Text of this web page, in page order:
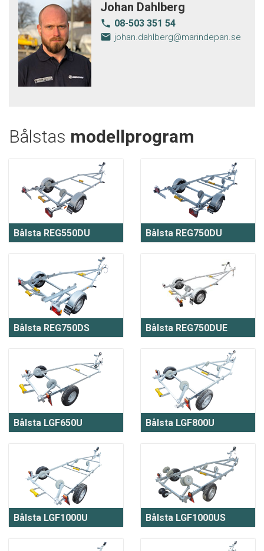
Johan Dahlberg
local_phone 08-503 351 54
email johan.dahlberg@marindepan.se
Bålstas modellprogram
Bålsta REG550DU Bålsta REG750DU
Bålsta REG750DS Bålsta REG750DUE
Bålsta LGF650U Bålsta LGF800U
Bålsta LGF1000U Bålsta LGF1000US